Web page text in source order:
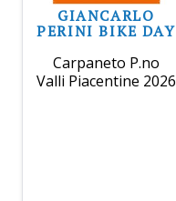
GIANCARLO
PERINI BIKE DAY
Carpaneto P.no
Valli Piacentine 2026